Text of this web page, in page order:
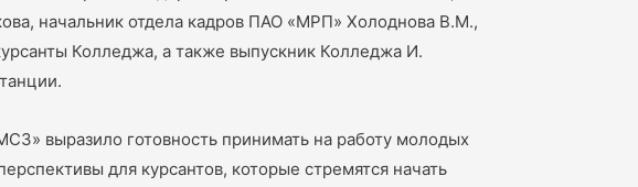
начальник отдела кадров ПАО «МРП» Холоднова В.М.,
Колледжа, а также выпускник Колледжа И.
выразило готовность принимать на работу молодых
для курсантов, которые стремятся начать